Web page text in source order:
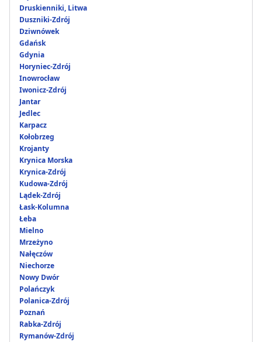
Druskienniki, Litwa
Duszniki-Zdrój
Dziwnówek
Gdańsk
Gdynia
Horyniec-Zdrój
Inowrocław
Iwonicz-Zdrój
Jantar
Jedlec
Karpacz
Kołobrzeg
Krojanty
Krynica Morska
Krynica-Zdrój
Kudowa-Zdrój
Lądek-Zdrój
Łask-Kolumna
Łeba
Mielno
Mrzeżyno
Nałęczów
Niechorze
Nowy Dwór
Polańczyk
Polanica-Zdrój
Poznań
Rabka-Zdrój
Rymanów-Zdrój